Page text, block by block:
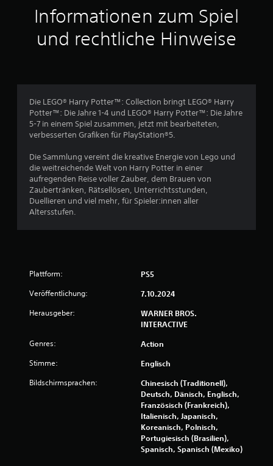
t
t
c
e
4
3
Informationen zum Spiel
und rechtliche Hinweise
Die LEGO® Harry Potter™: Collection bringt LEGO® Harry
Potter™: Die Jahre 1-4 und LEGO® Harry Potter™: Die Jahre
5-7 in einem Spiel zusammen, jetzt mit bearbeiteten,
verbesserten Grafiken für PlayStation®5.
Die Sammlung vereint die kreative Energie von Lego und
die weitreichende Welt von Harry Potter in einer
aufregenden Reise voller Zauber, dem Brauen von
Zaubertränken, Rätsellösen, Unterrichtsstunden,
Duellieren und viel mehr, für Spieler:innen aller
Altersstufen.
Plattform: PS5
Veröffentlichung: 7.10.2024
Herausgeber:
WARNER BROS.
INTERACTIVE
Genres: Action
Stimme: Englisch
Bildschirmsprachen:
Chinesisch (Traditionell),
Deutsch, Dänisch, Englisch,
Französisch (Frankreich),
Italienisch, Japanisch,
Koreanisch, Polnisch,
Portugiesisch (Brasilien),
Spanisch, Spanisch (Mexiko)